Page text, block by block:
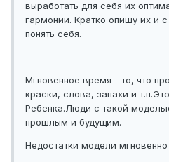
выработать для себя их
гармонии. Кратко опишу их и
понять себя.
Мгновенное время - то, что
краски, слова, запахи и
Ребенка.Люди с такой
прошлым и будущим.
Недостатки модели